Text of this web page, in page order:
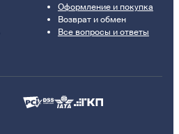
Оформление и покупка
Возврат и обмен
Все вопросы и ответы